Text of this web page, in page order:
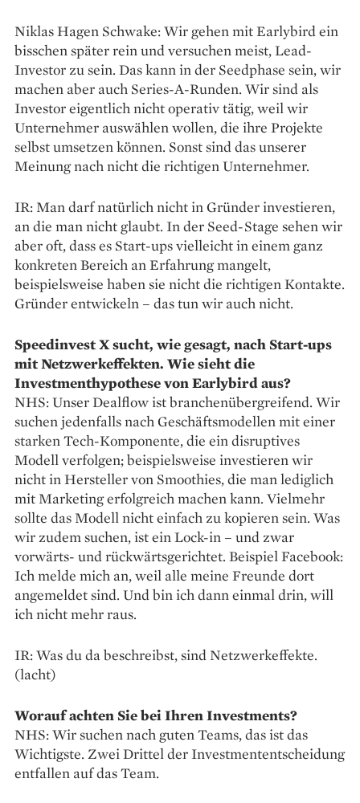
Niklas Hagen Schwake: Wir gehen mit Earlybird ein
bisschen später rein und versuchen meist, Lead-
Investor zu sein. Das kann in der Seedphase sein, wir
machen aber auch Series-A-Runden. Wir sind als
Investor eigentlich nicht operativ tätig, weil wir
Unternehmer auswählen wollen, die ihre Projekte
selbst umsetzen können. Sonst sind das unserer
Meinung nach nicht die richtigen Unternehmer.
IR: Man darf natürlich nicht in Gründer investieren,
an die man nicht glaubt. In der Seed-Stage sehen wir
aber oft, dass es Start-ups vielleicht in einem ganz
konkreten Bereich an Erfahrung mangelt,
beispielsweise haben sie nicht die richtigen Kontakte.
Gründer ent­wickeln – das tun wir auch nicht.
Speedinvest X sucht, wie gesagt, nach Start-ups
mit Netzwerk­effekten. Wie sieht die
Investmenthypothese von Earlybird aus?
NHS: Unser Dealflow ist branchenübergreifend. Wir
suchen jedenfalls nach Geschäftsmodellen mit einer
starken Tech-Komponente, die ein disruptives
Modell verfolgen; beispielsweise investieren wir
nicht in Hersteller von Smoothies, die man lediglich
mit Marketing erfolgreich machen kann. Vielmehr
sollte das Modell nicht einfach zu kopieren sein. Was
wir zudem suchen, ist ein Lock-in – und zwar
vorwärts- und rückwärtsgerichtet. Beispiel Facebook:
Ich melde mich an, weil alle meine Freunde dort
angemeldet sind. Und bin ich dann einmal drin, will
ich nicht mehr raus.
IR: Was du da beschreibst, sind Netzwerkeffekte.
(lacht)
Worauf achten Sie bei Ihren Investments?
NHS: Wir suchen nach guten Teams, das ist das
Wichtigste. Zwei Drittel der Investmententscheidung
entfallen auf das Team.